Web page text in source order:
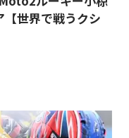
世界で戦うクシ